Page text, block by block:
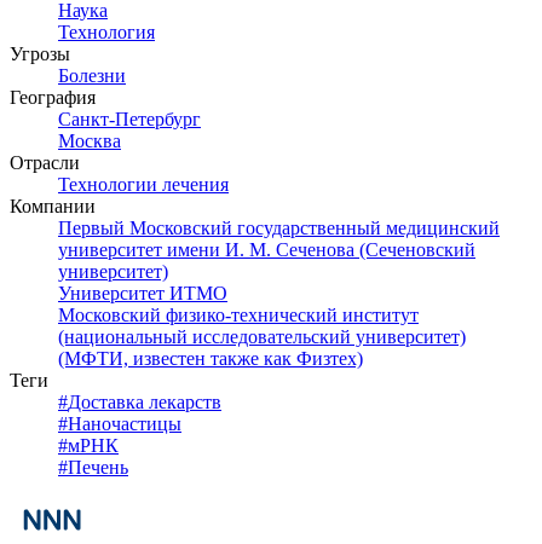
Наука
Технология
Угрозы
Болезни
География
Санкт-Петербург
Москва
Отрасли
Технологии лечения
Компании
Первый Московский государственный медицинский
университет имени И. М. Сеченова (Сеченовский
университет)
Университет ИТМО
Московский физико-технический институт
(национальный исследовательский университет)
(МФТИ, известен также как Физтех)
Теги
#Доставка лекарств
#Наночастицы
#мРНК
#Печень